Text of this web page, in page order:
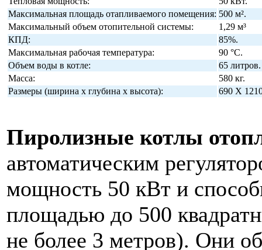
Максимальная площадь отапливаемого помещения: 500 м².
Максимальный объем отопительной системы:
1,29 м³
КПД:
85%.
Максимальная рабочая температура:
90 °C.
Объем воды в котле:
65 литров.
Масса:
580 кг.
Размеры (ширина х глубина х высота):
690 Х
Пиролизные котлы
автоматическим
мощность 50 кВт и
площадью до 500
не более 3 метров). Они